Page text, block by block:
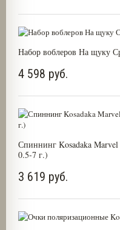
Набор воблеров На щуку
4 598 руб.
Спиннинг Kosadaka
0.5-7 г.)
3 619 руб.